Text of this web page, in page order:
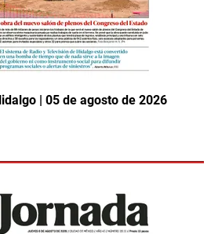
| 05 de agosto de 2026